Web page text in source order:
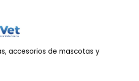
accesorios de mascotas y